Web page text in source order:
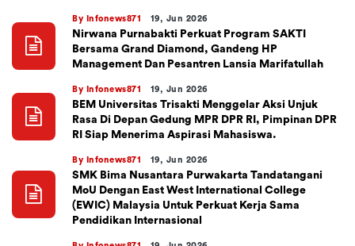
By Infonews871 19, Jun 2026
Nirwana Purnabakti Perkuat Program SAKTI
Bersama Grand Diamond, Gandeng HP
Management Dan Pesantren Lansia Marifatullah
By Infonews871 19, Jun 2026
BEM Universitas Trisakti Menggelar Aksi Unjuk
Rasa Di Depan Gedung MPR DPR RI, Pimpinan DPR
RI Siap Menerima Aspirasi Mahasiswa.
By Infonews871 19, Jun 2026
SMK Bima Nusantara Purwakarta Tandatangani
MoU Dengan East West International College
(EWIC) Malaysia Untuk Perkuat Kerja Sama
Pendidikan Internasional